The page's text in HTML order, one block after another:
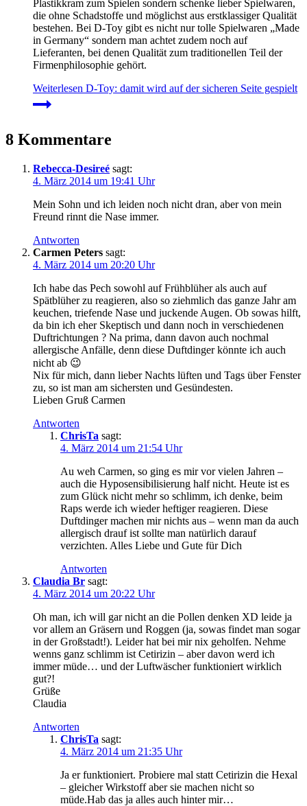
Plastikkram zum Spielen sondern schenke lieber Spielwaren,
die ohne Schadstoffe und möglichst aus erstklassiger Qualität
bestehen. Bei D-Toy gibt es nicht nur tolle Spielwaren „Made
in Germany“ sondern man achtet zudem noch auf
Lieferanten, bei denen Qualität zum traditionellen Teil der
Firmenphilosophie gehört.
Weiterlesen D-Toy: damit wird auf der sicheren Seite gespielt
8 Kommentare
Rebecca-Desireé sagt:
4. März 2014 um 19:41 Uhr
Mein Sohn und ich leiden noch nicht dran, aber von mein
Freund rinnt die Nase immer.
Antworten
Carmen Peters sagt:
4. März 2014 um 20:20 Uhr
Ich habe das Pech sowohl auf Frühblüher als auch auf
Spätblüher zu reagieren, also so ziehmlich das ganze Jahr am
keuchen, triefende Nase und juckende Augen. Ob sowas hilft,
da bin ich eher Skeptisch und dann noch in verschiedenen
Duftrichtungen ? Na prima, dann davon auch nochmal
allergische Anfälle, denn diese Duftdinger könnte ich auch
nicht ab 😉
Nix für mich, dann lieber Nachts lüften und Tags über Fenster
zu, so ist man am sichersten und Gesündesten.
Lieben Gruß Carmen
Antworten
ChrisTa sagt:
4. März 2014 um 21:54 Uhr
Au weh Carmen, so ging es mir vor vielen Jahren –
auch die Hyposensibilisierung half nicht. Heute ist es
zum Glück nicht mehr so schlimm, ich denke, beim
Raps werde ich wieder heftiger reagieren. Diese
Duftdinger machen mir nichts aus – wenn man da auch
allergisch drauf ist sollte man natürlich darauf
verzichten. Alles Liebe und Gute für Dich
Antworten
Claudia Br sagt:
4. März 2014 um 20:22 Uhr
Oh man, ich will gar nicht an die Pollen denken XD leide ja
vor allem an Gräsern und Roggen (ja, sowas findet man sogar
in der Großstadt!). Leider hat bei mir nix geholfen. Nehme
wenns ganz schlimm ist Cetirizin – aber davon werd ich
immer müde… und der Luftwäscher funktioniert wirklich
gut?!
Grüße
Claudia
Antworten
ChrisTa sagt:
4. März 2014 um 21:35 Uhr
Ja er funktioniert. Probiere mal statt Cetirizin die Hexal
– gleicher Wirkstoff aber sie machen nicht so
müde.Hab das ja alles auch hinter mir…